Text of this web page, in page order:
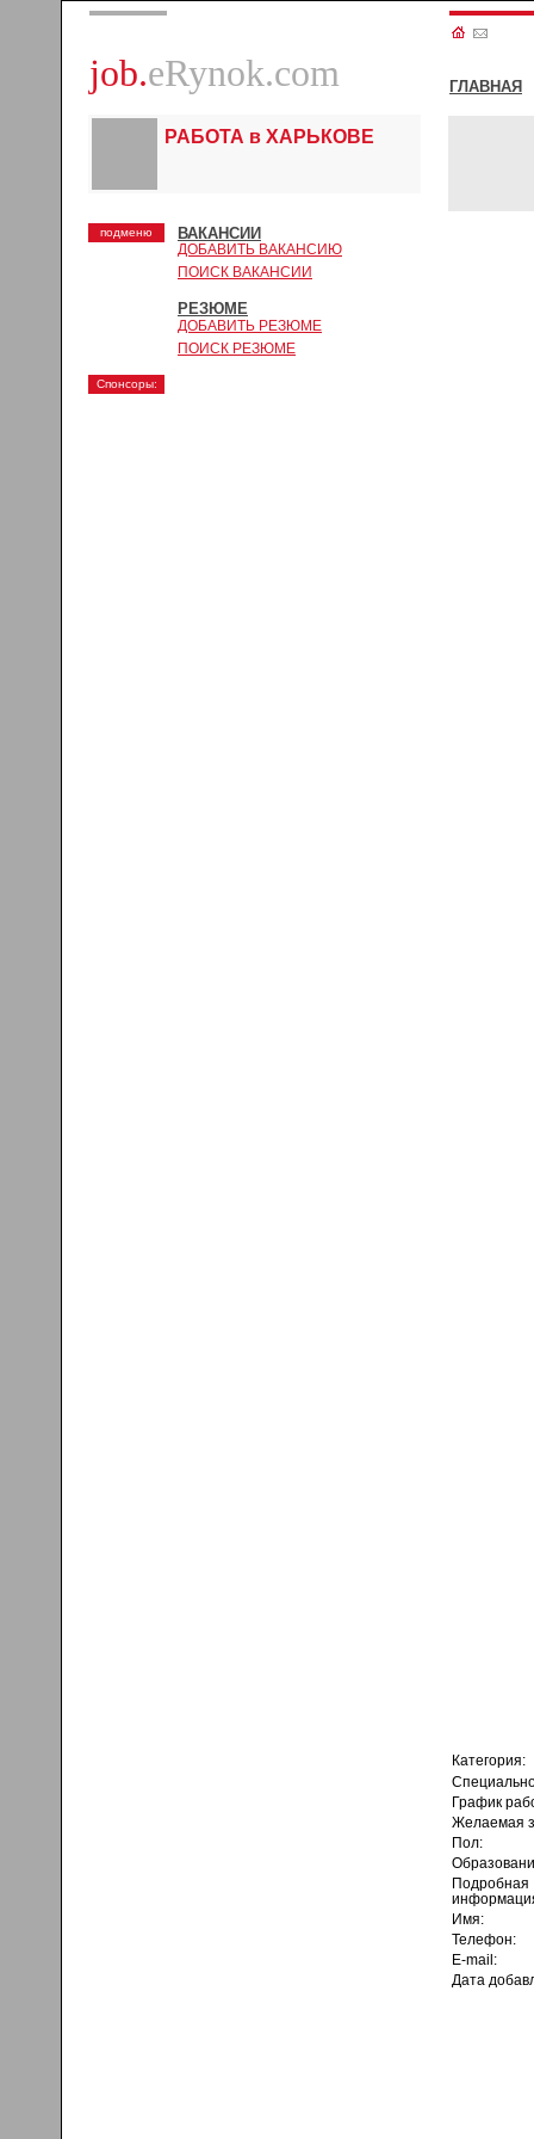
job.eRynok.com ГЛАВНАЯ
РАБОТА в ХАРЬКОВЕ
подменю ВАКАНСИИ
ДОБАВИТЬ ВАКАНСИЮ
ПОИСК ВАКАНСИИ
РЕЗЮМЕ
ДОБАВИТЬ РЕЗЮМЕ
ПОИСК РЕЗЮМЕ
Спонсоры:
Категория:
График
Желаемая
Пол:
Подробная
Имя:
Телефон:
E-mail:
Дата